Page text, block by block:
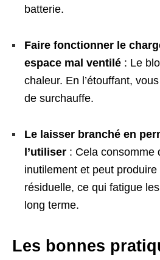
batterie.
Faire fonctionner le
espace mal ventilé : Le
chaleur. En l’étouffant,
de surchauffe.
Le laisser branché en
l’utiliser : Cela consomme
inutilement et peut
résiduelle, ce qui fatigue
long terme.
Les bonnes